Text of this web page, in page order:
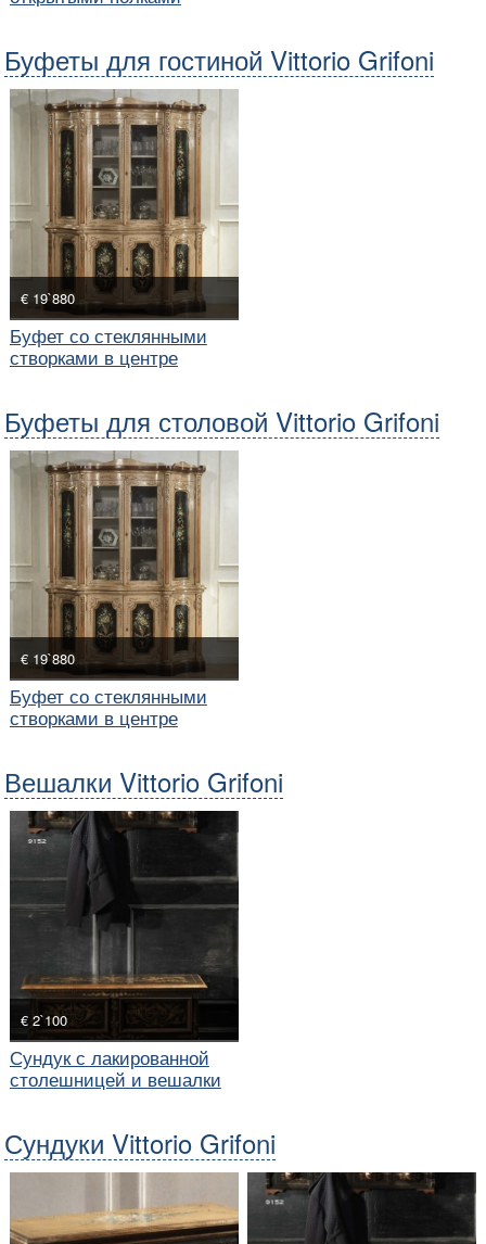
Буфеты для гостиной Vittorio Grifoni
€ 19`880
Буфет со стеклянными
створками в центре
Буфеты для столовой Vittorio Grifoni
€ 19`880
Буфет со стеклянными
створками в центре
Вешалки Vittorio Grifoni
€ 2`100
Сундук с лакированной
столешницей и вешалки
Сундуки Vittorio Grifoni